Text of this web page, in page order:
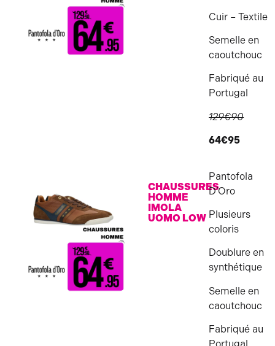
Cuir – Textile
Semelle en
caoutchouc
Fabriqué au
Portugal
129€90
64€95
CHAUSSURES
HOMME
IMOLA
UOMO LOW
Pantofola
D’Oro
Plusieurs
coloris
Doublure en
synthétique
Semelle en
caoutchouc
Fabriqué au